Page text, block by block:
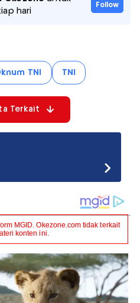
hari
Follow
TNI TNI
Terkait